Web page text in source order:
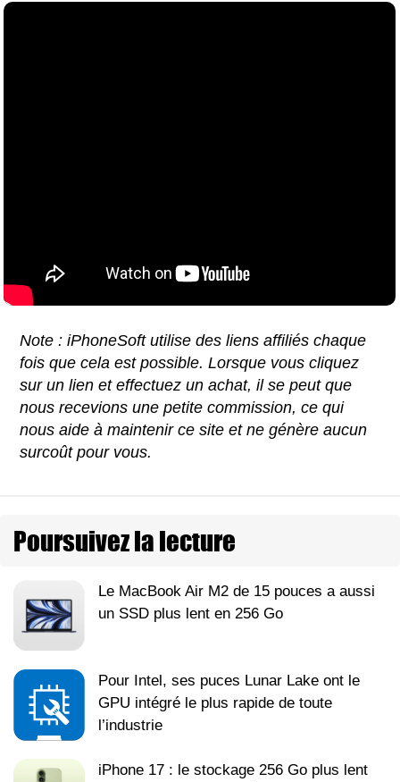
Note : iPhoneSoft utilise des liens affiliés chaque
fois que cela est possible. Lorsque vous cliquez
sur un lien et effectuez un achat, il se peut que
nous recevions une petite commission, ce qui
nous aide à maintenir ce site et ne génère aucun
surcoût pour vous.
Poursuivez la lecture
Le MacBook Air M2 de 15 pouces a aussi
un SSD plus lent en 256 Go
Pour Intel, ses puces Lunar Lake ont le
GPU intégré le plus rapide de toute
l’industrie
iPhone 17 : le stockage 256 Go plus lent